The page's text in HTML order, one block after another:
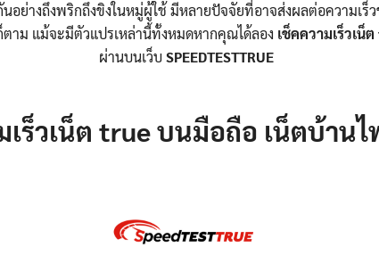
อย่างถึงพริกถึงขิงในหมู่ผู้ใช้ มีหลายปัจจัยที่อาจส่งผลต่อความเ
าม แม้จะมีตัวแปรเหล่านี้ทั้งหมดหากคุณได้ลอง เช็คความเร็วเน็
ผ่านบนเว็บSPEEDTESTTRUE
ร็วเน็ต true บนมือถือ เน็ตบ้านไฟ